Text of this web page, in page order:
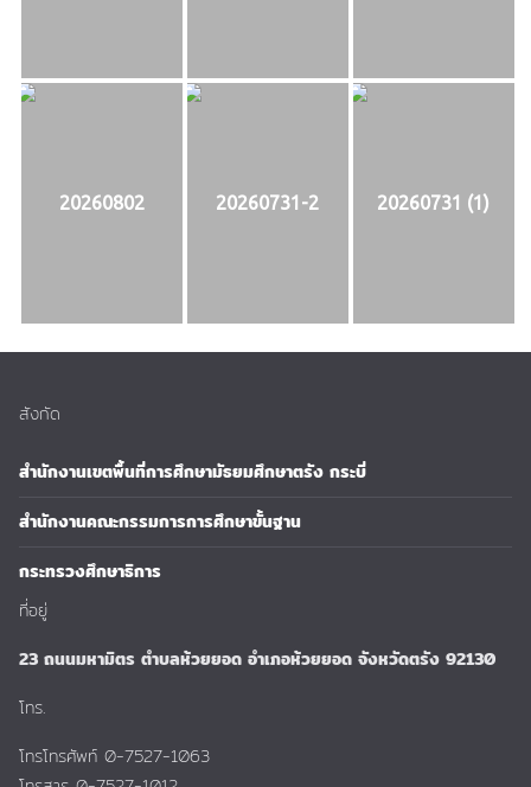
20260802 20260731-2 20260731 (1)
สังกัด
สำนักงานเขตพื้นที่การศึกษามัธยมศึกษาตรัง กระบี่
สำนักงานคณะกรรมการการศึกษาขั้นฐาน
กระทรวงศึกษาธิการ
ที่อยู่
23 ถนนมหามิตร ตำบลห้วยยอด อำเภอห้วยยอด จังหวัดตรัง 92130
โทร.
โทรโทรศัพท์ 0-7527-1063